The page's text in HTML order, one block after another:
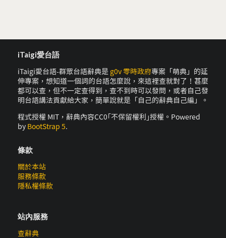
iTaigi愛台語
iTaigi愛台語-群眾台語辭典是 g0v 零時政府專案「萌典」的延
伸專案，想知道一個詞的台語怎麼說，來這裡查就對了！甚麼
都可以查，但不一定查得到，查不到時可以發問，或者自己發
明台語講法貢獻給大家，簡單說就是「自己的辭典自己編」。
程式授權 MIT，辭典內容CC0｢不保留權利｣授權。Powered
by BootStrap 5.
條款
關於本站
服務條款
隱私權條款
站內服務
查辭典